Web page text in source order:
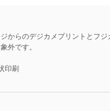
からのデジカメプリントとフジ
外です。
印刷